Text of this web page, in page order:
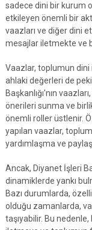
sadece dini bir kurum
etkileyen önemli bir
vaazları ve diğer dini
mesajlar iletmekte ve
Vaazlar, toplumun dini
ahlaki değerleri de
Başkanlığı'nın
önerileri sunma ve
önemli roller üstlenir.
yapılan vaazlar,
yardımlaşma ve
Ancak, Diyanet İşleri
dinamiklerde yankı
Bazı durumlarda,
olduğu zamanlarda,
taşıyabilir. Bu nedenle,